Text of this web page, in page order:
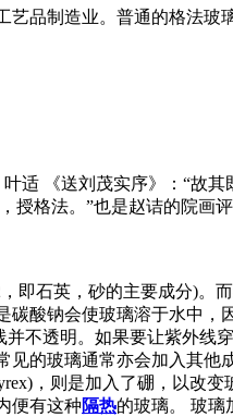
艺品制造业。普通的格法
叶适 《送刘茂实序》：“故
授格法。”也是赵诘的院
即石英，砂的主要成分)。
碳酸钠会使玻璃溶于水中
并不透明。如果要让紫外
见的玻璃通常亦会加入其他
，则是加入了硼，以改
便有这种隔热的玻璃。 玻璃